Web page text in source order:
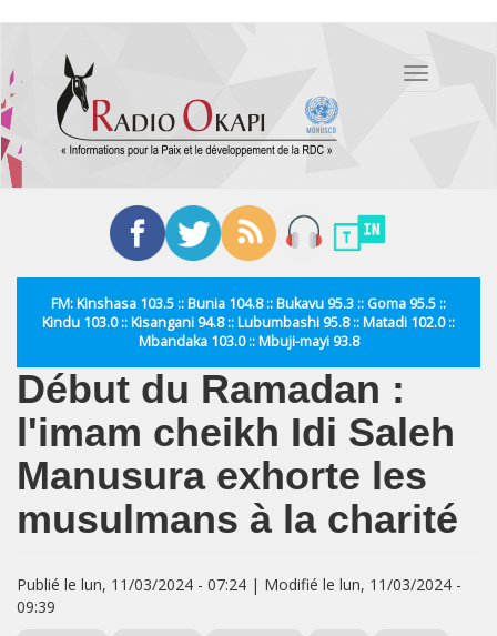
contenu
principal
Toggle
FM: Kinshasa 103.5 :: Bunia 104.8 :: Bukavu 95.3 :: Goma 95.5 ::
Kindu 103.0 :: Kisangani 94.8 :: Lubumbashi 95.8 :: Matadi 102.0 ::
Mbandaka 103.0 :: Mbuji-mayi 93.8
Début du Ramadan :
l'imam cheikh Idi Saleh
Manusura exhorte les
musulmans à la charité
Publié le lun, 11/03/2024 - 07:24 | Modifié le lun, 11/03/2024 -
09:39